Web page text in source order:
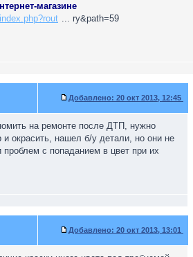
магазине
... ry&path=59
Добавлено: 20 окт 2013, 12:45
на ремонте после ДТП, нужно
и окрасить, нашел б/у детали, но они не
проблем с попаданием в цвет при их
Добавлено: 20 окт 2013, 13:01